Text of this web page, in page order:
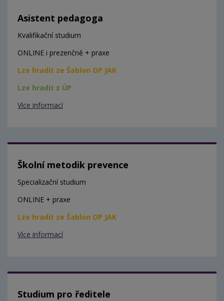
Asistent pedagoga
Kvalifikační studium
ONLINE i prezenčně + praxe
Lze hradit ze Šablon OP JAK
Lze hradit z ÚP
Více informací
Školní metodik prevence
Specializační studium
ONLINE + praxe
Lze hradit ze Šablon OP JAK
Více informací
Studium pro ředitele